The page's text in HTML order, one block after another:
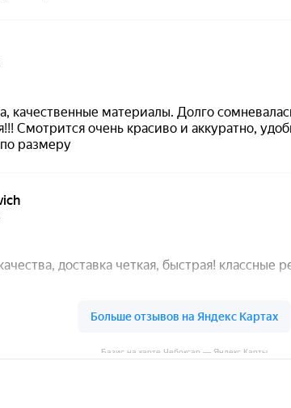
Базис на карте Чебоксар — Яндекс Карты